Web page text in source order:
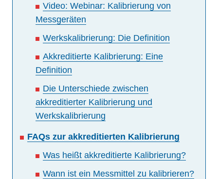
Video: Webinar: Kalibrierung von
Messgeräten
Werkskalibrierung: Die Definition
Akkreditierte Kalibrierung: Eine
Definition
Die Unterschiede zwischen
akkreditierter Kalibrierung und
Werkskalibrierung
FAQs zur akkreditierten Kalibrierung
Was heißt akkreditierte Kalibrierung?
Wann ist ein Messmittel zu kalibrieren?